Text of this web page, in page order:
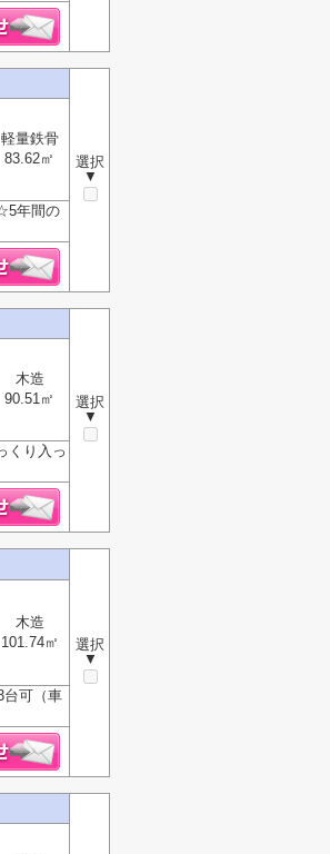
選択
▼
軽量鉄骨
83.62㎡
年間の
選択
▼
木造
90.51㎡
くり入っ
選択
▼
木造
101.74㎡
可（車